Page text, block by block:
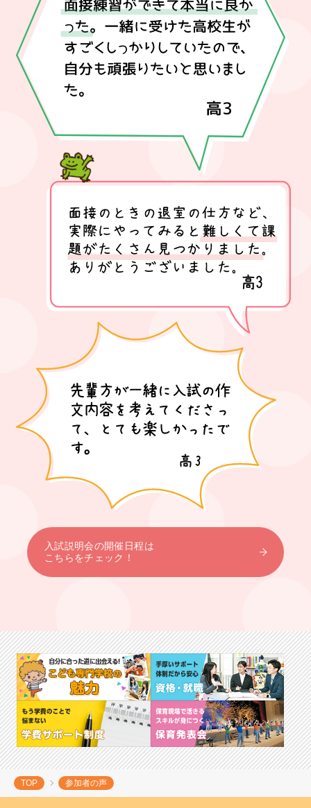
入試説明会の開催日程は
こちらをチェック！
TOP 参加者の声